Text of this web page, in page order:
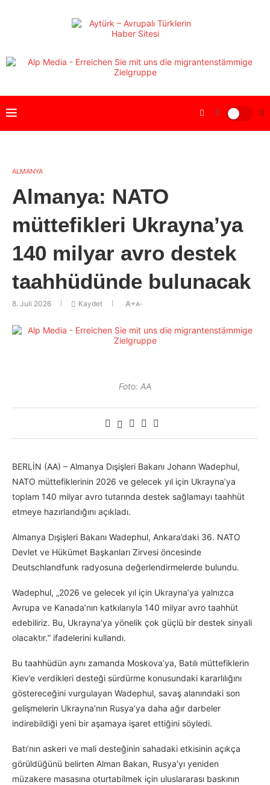
ALMANYA
Almanya: NATO
müttefikleri Ukrayna’ya
140 milyar avro destek
taahhüdünde bulunacak
8. Juli 2026 Kaydet A+A-
Foto: AA
BERLİN (AA) – Almanya Dışişleri Bakanı Johann Wadephul,
NATO müttefiklerinin 2026 ve gelecek yıl için Ukrayna’ya
toplam 140 milyar avro tutarında destek sağlamayı taahhüt
etmeye hazırlandığını açıkladı.
Almanya Dışişleri Bakanı Wadephul, Ankara’daki 36.⁠ ⁠NATO
Devlet ve Hükümet Başkanları Zirvesi öncesinde
Deutschlandfunk radyosuna değerlendirmelerde bulundu.
Wadephul, „2026 ve gelecek yıl için Ukrayna’ya yalnızca
Avrupa ve Kanada’nın katkılarıyla 140 milyar avro taahhüt
edebiliriz. Bu, Ukrayna’ya yönelik çok güçlü bir destek sinyali
olacaktır.“ ifadelerini kullandı.
Bu taahhüdün aynı zamanda Moskova’ya, Batılı müttefiklerin
Kiev’e verdikleri desteği sürdürme konusundaki kararlılığını
göstereceğini vurgulayan Wadephul, savaş alanındaki son
gelişmelerin Ukrayna’nın Rusya’ya daha ağır darbeler
indirebildiği yeni bir aşamaya işaret ettiğini söyledi.
Batı’nın askeri ve mali desteğinin sahadaki etkisinin açıkça
görüldüğünü belirten Alman Bakan, Rusya’yı yeniden
müzakere masasına oturtabilmek için uluslararası baskının